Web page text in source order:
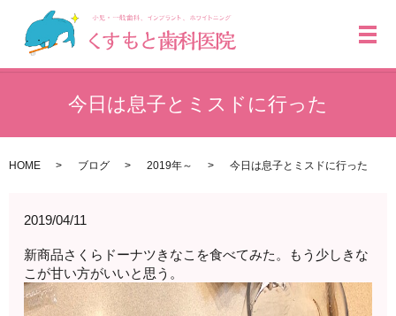
メ
今日は息子とミスドに行った
HOME ブログ 2019年～ 今日は息子とミスドに行った
2019/04/11
新商品さくらドーナツきなこを食べてみた。もう少しきな
こが甘い方がいいと思う。